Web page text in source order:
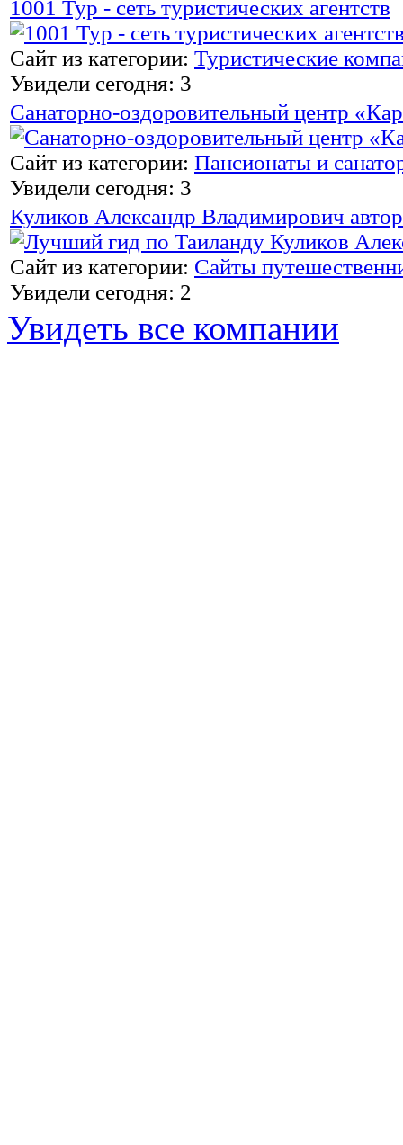
1001 Тур - сеть туристических агентств
Сайт из категории: Туристические
Увидели сегодня: 3
Санаторно-оздоровительный центр
Сайт из категории: Пансионаты и
Увидели сегодня: 3
Куликов Александр Владимирович
Сайт из категории: Сайты
Увидели сегодня: 2
Увидеть все компании